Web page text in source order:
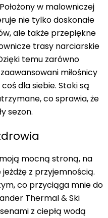
Położony w malowniczej
nie tylko doskonałe
ale także przepiękne
trasy narciarskie
temu zarówno
miłośnicy
dla siebie. Stoki są
co sprawia, że
sezon.
mocną stroną, na
z przyjemnością.
co przyciąga mnie do
Thermal & Ski
z ciepłą wodą